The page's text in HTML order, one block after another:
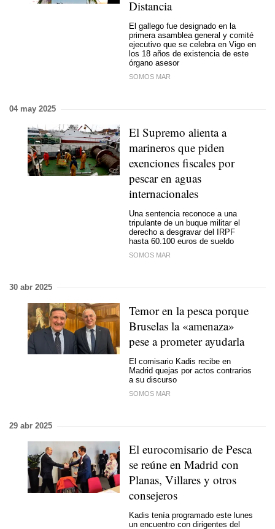
Distancia
El gallego fue designado en la
primera asamblea general y comité
ejecutivo que se celebra en Vigo en
los 18 años de existencia de este
órgano asesor
SOMOS MAR
04 may 2025
El Supremo alienta a
marineros que piden
exenciones fiscales por
pescar en aguas
internacionales
Una sentencia reconoce a una
tripulante de un buque militar el
derecho a desgravar del IRPF
hasta 60.100 euros de sueldo
SOMOS MAR
30 abr 2025
Temor en la pesca porque
Bruselas la «amenaza»
pese a prometer ayudarla
El comisario Kadis recibe en
Madrid quejas por actos contrarios
a su discurso
SOMOS MAR
29 abr 2025
El eurocomisario de Pesca
se reúne en Madrid con
Planas, Villares y otros
consejeros
Kadis tenía programado este lunes
un encuentro con dirigentes del